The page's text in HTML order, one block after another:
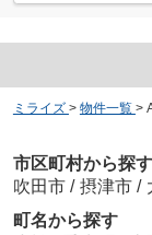
ミライズ > 物件一覧 >
市区町村から探す
吹田市 / 摂津市 /
町名から探す